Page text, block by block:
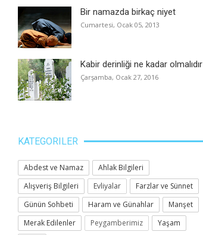
Bir namazda birkaç niyet
Cumartesi, Ocak 05, 2013
Kabir derinliği ne kadar olmalıdır
Çarşamba, Ocak 27, 2016
KATEGORILER
Abdest ve Namaz
Ahlak Bilgileri
Alışveriş Bilgileri
Evliyalar
Farzlar ve Sünnet
Günün Sohbeti
Haram ve Günahlar
Manşet
Merak Edilenler
Peygamberimiz
Yaşam